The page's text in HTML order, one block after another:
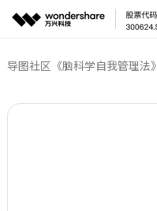
导图社区 《脑科学自我管理法》